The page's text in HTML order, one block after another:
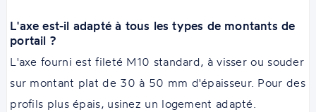
L'axe est-il adapté à tous les types de montants de
portail ?
L'axe fourni est fileté M10 standard, à visser ou souder
sur montant plat de 30 à 50 mm d'épaisseur. Pour des
profils plus épais, usinez un logement adapté.